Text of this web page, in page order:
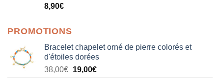
Note5.00
8,90€
PROMOTIONS
Bracelet chapelet orné de pierre colorés et
d'étoiles dorées
38,00€ Le
19,00€Le